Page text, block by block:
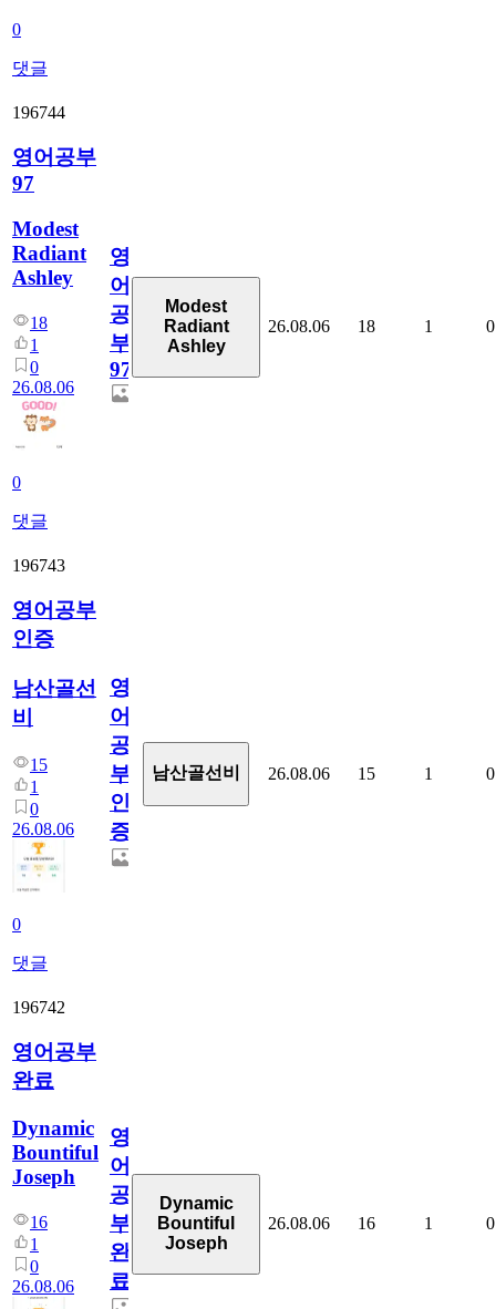
0
댓글
196744
영어공부
97
Modest
Radiant
Ashley
18
1
0
26.08.06
0
댓글
영
어
공
부
97
Modest
Radiant
Ashley
26.08.06 18 1 0
196743
영어공부
인증
남산골선
비
15
1
0
26.08.06
0
댓글
영
어
공
부
인
증
남산골선비 26.08.06 15 1 0
196742
영어공부
완료
Dynamic
Bountiful
Joseph
16
1
0
26.08.06
영
어
공
부
완
료
Dynamic
Bountiful
Joseph
26.08.06 16 1 0